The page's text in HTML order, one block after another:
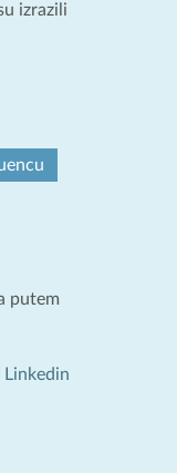
izrazili
putem
Linkedin